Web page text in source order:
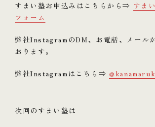
すまい塾お申込みはこちらから⇒ すま
フォーム
弊社InstagramのDM、お電話、メール
おります。
弊社Instagramはこちら⇒
次回のすまい塾は